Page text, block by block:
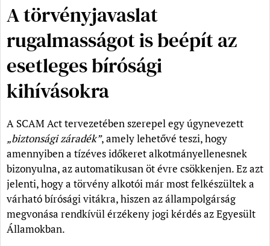
A törvényjavaslat
rugalmasságot is beépít az
esetleges bírósági
kihívásokra
A SCAM Act tervezetében szerepel egy úgynevezett
„biztonsági záradék”, amely lehetővé teszi, hogy
amennyiben a tízéves időkeret alkotmányellenesnek
bizonyulna, az automatikusan öt évre csökkenjen. Ez azt
jelenti, hogy a törvény alkotói már most felkészültek a
várható bírósági vitákra, hiszen az állampolgárság
megvonása rendkívül érzékeny jogi kérdés az Egyesült
Államokban.